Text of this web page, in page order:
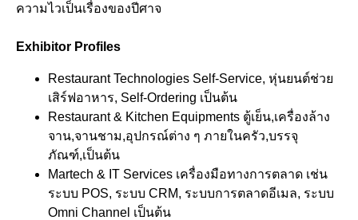
ความไวเป็นเรื่องของปีศาจ
Exhibitor Profiles
Restaurant Technologies Self-Service, หุ่นยนต์ช่วย
เสิร์ฟอาหาร, Self-Ordering เป็นต้น
Restaurant & Kitchen Equipments ตู้เย็น,เครื่องล้าง
จาน,จานชาม,อุปกรณ์ต่าง ๆ ภายในครัว,บรรจุ
ภัณฑ์,เป็นต้น
Martech & IT Services เครื่องมือทางการตลาด เช่น
ระบบ POS, ระบบ CRM, ระบบการตลาดอีเมล, ระบบ
Omni Channel เป็นต้น